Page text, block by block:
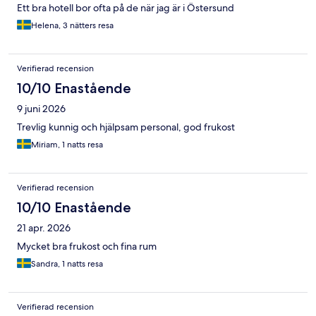
Ett bra hotell bor ofta på de när jag är i Östersund
Helena, 3 nätters resa
Verifierad recension
10/10 Enastående
9 juni 2026
Trevlig kunnig och hjälpsam personal, god frukost
Miriam, 1 natts resa
Verifierad recension
10/10 Enastående
21 apr. 2026
Mycket bra frukost och fina rum
Sandra, 1 natts resa
Verifierad recension